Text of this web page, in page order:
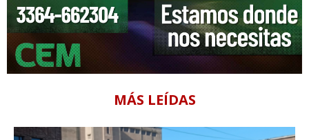
MÁS LEÍDAS